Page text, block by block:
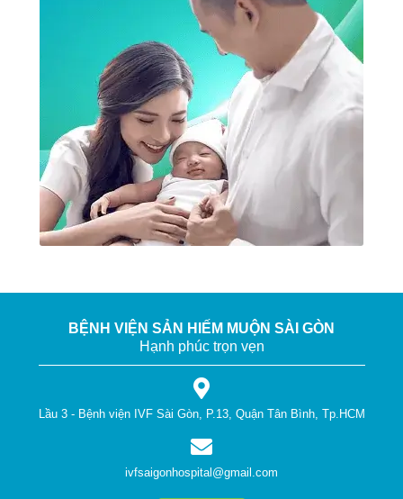
BỆNH VIỆN SẢN HIẾM MUỘN SÀI GÒN
Hạnh phúc trọn vẹn
Lầu 3 - Bệnh viện IVF Sài Gòn, P.13, Quận Tân Bình, Tp.HCM
ivfsaigonhospital@gmail.com